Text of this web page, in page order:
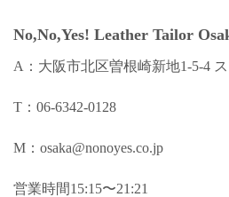
No,No,Yes! Leather Tailor
A：大阪市北区曽根崎新地1-5-4
T：06-6342-0128
M： osaka@nonoyes.co.jp
営業時間15:15〜21:21